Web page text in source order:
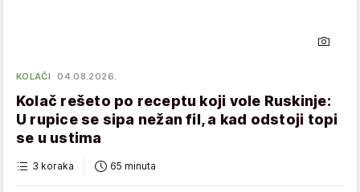
KOLAČI 04.08.2026.
Kolač rešeto po receptu koji vole Ruskinje:
U rupice se sipa nežan fil, a kad odstoji topi
se u ustima
3 koraka 65 minuta